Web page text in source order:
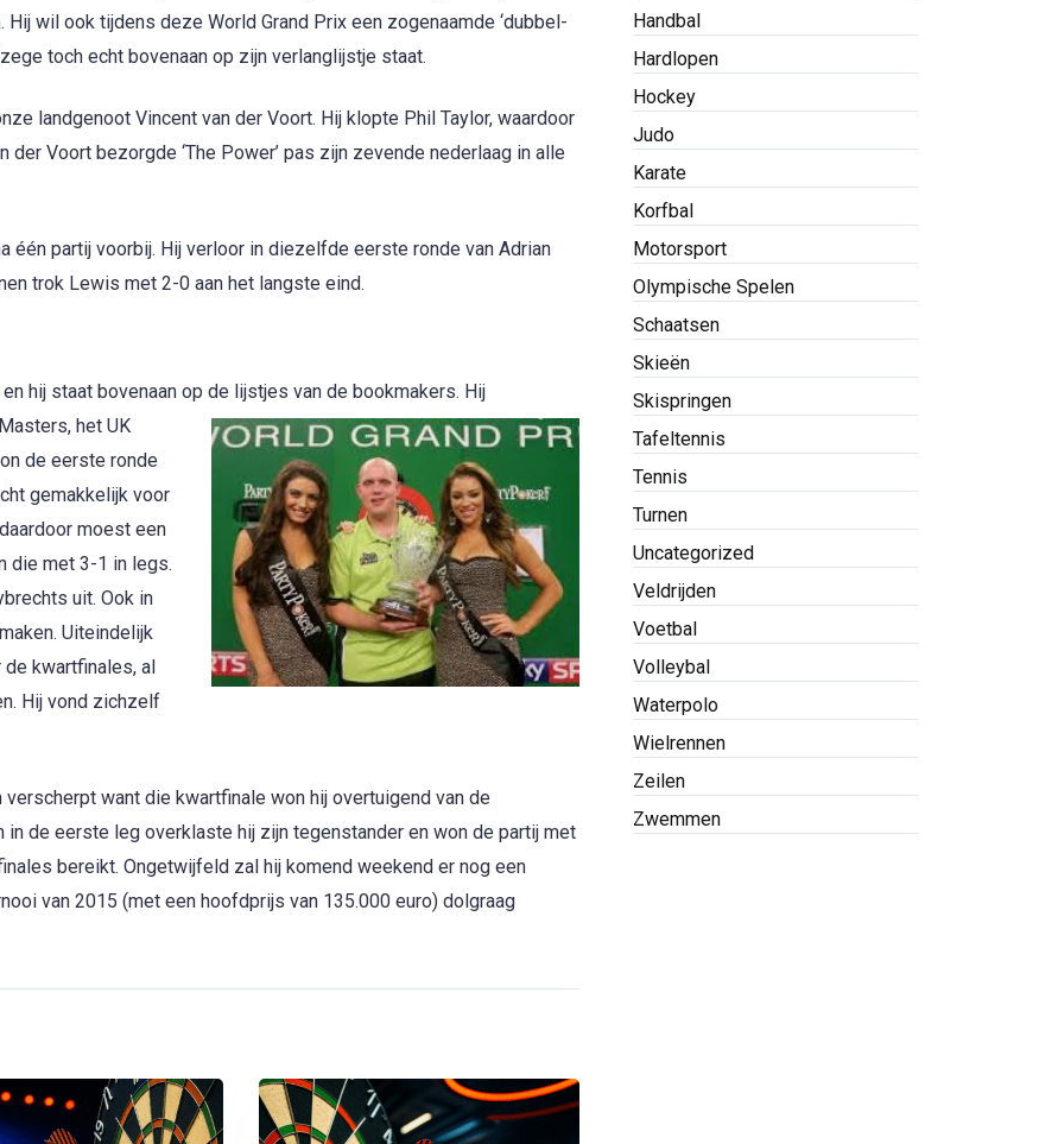
wil ook tijdens deze World Grand Prix een zogenaamde ‘dubbel-
toch echt bovenaan op zijn verlanglijstje staat.
landgenoot Vincent van der Voort. Hij klopte Phil Taylor, waardoor
Voort bezorgde ‘The Power’ pas zijn zevende nederlaag in alle
één partij voorbij. Hij verloor in diezelfde eerste ronde van Adrian
trok Lewis met 2-0 aan het langste eind.
hij staat bovenaan op de lijstjes van de bookmakers. Hij
ters, het UK
de eerste ronde
gemakkelijk voor
moest een
die met 3-1 in legs.
uit. Ook in
Uiteindelijk
kwartfinales, al
Hij vond zichzelf
want die kwartfinale won hij overtuigend van de
de eerste leg overklaste hij zijn tegenstander en won de partij met
bereikt. Ongetwijfeld zal hij komend weekend er nog een
van 2015 (met een hoofdprijs van 135.000 euro) dolgraag
Handbal
Hardlopen
Hockey
Judo
Karate
Korfbal
Motorsport
Olympische Spelen
Schaatsen
Skieën
Skispringen
Tafeltennis
Tennis
Turnen
Uncategorized
Veldrijden
Voetbal
Volleybal
Waterpolo
Wielrennen
Zeilen
Zwemmen